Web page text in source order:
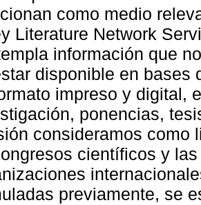
como medio
Literature Network
información que
disponible en bases
impreso y digital,
ponencias,
consideramos como
científicos y
previamente, se